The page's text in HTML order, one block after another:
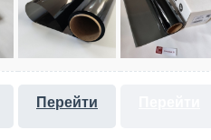
Перейти